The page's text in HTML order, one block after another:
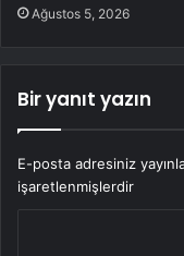
Ağustos 5, 2026
Bir yanıt yazın
E-posta adresiniz
işaretlenmişlerdir